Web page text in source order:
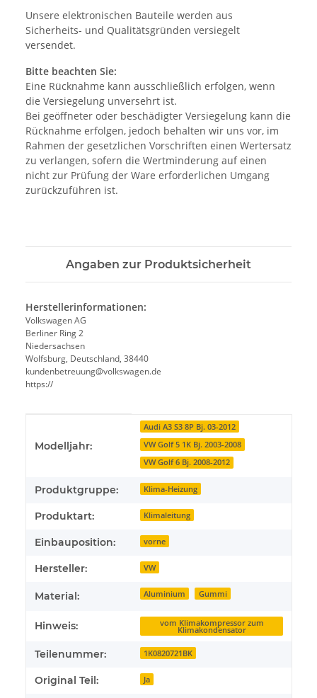
Unsere elektronischen Bauteile werden aus
Sicherheits- und Qualitätsgründen versiegelt
versendet.
Bitte beachten Sie:
Eine Rücknahme kann ausschließlich erfolgen, wenn
die Versiegelung unversehrt ist.
Bei geöffneter oder beschädigter Versiegelung kann die
Rücknahme erfolgen, jedoch behalten wir uns vor, im
Rahmen der gesetzlichen Vorschriften einen Wertersatz
zu verlangen, sofern die Wertminderung auf einen
nicht zur Prüfung der Ware erforderlichen Umgang
zurückzuführen ist.
Angaben zur Produktsicherheit
Herstellerinformationen:
Volkswagen AG
Berliner Ring 2
Niedersachsen
Wolfsburg, Deutschland, 38440
kundenbetreuung@volkswagen.de
https://
Modelljahr:
Audi A3 S3 8P Bj. 03-2012
VW Golf 5 1K Bj. 2003-2008
VW Golf 6 Bj. 2008-2012
Produktgruppe: Klima-Heizung
Produktart: Klimaleitung
Einbauposition: vorne
Hersteller: VW
Material: Aluminium Gummi
Hinweis: vom Klimakompressor zum
Klimakondensator
Teilenummer: 1K0820721BK
Original Teil: Ja